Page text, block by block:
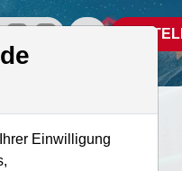
Social Media-Accounts
Aktien- und
Einwilligung